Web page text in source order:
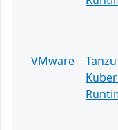
VMware
Tanzu